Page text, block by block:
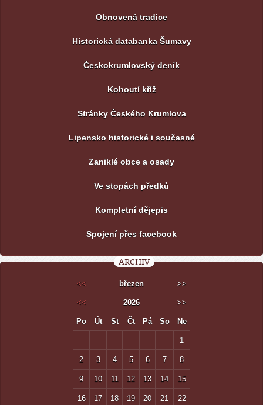
Obnovená tradice
Historická databanka Šumavy
Českokrumlovský deník
Kohoutí kříž
Stránky Českého Krumlova
Lipensko historické i současné
Zaniklé obce a osady
Ve stopách předků
Kompletní dějepis
Spojení přes facebook
ARCHIV
<< březen >>
<< 2026 >>
Po Út St Čt Pá So Ne
1
2 3 4 5 6 7 8
9 10 11 12 13 14 15
16 17 18 19 20 21 22